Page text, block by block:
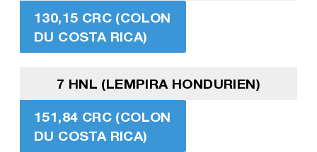
130,15 CRC (COLON
DU COSTA RICA)
7 HNL (LEMPIRA HONDURIEN)
151,84 CRC (COLON
DU COSTA RICA)